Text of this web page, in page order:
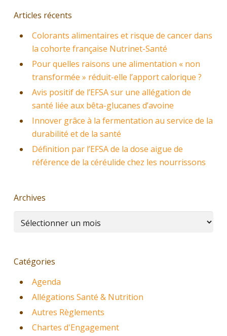
Articles récents
Colorants alimentaires et risque de cancer dans
la cohorte française Nutrinet-Santé
Pour quelles raisons une alimentation « non
transformée » réduit-elle l’apport calorique ?
Avis positif de l’EFSA sur une allégation de
santé liée aux bêta-glucanes d’avoine
Innover grâce à la fermentation au service de la
durabilité et de la santé
Définition par l’EFSA de la dose aigue de
référence de la céréulide chez les nourrissons
Archives
Archives
Catégories
Agenda
Allégations Santé & Nutrition
Autres Règlements
Chartes d'Engagement